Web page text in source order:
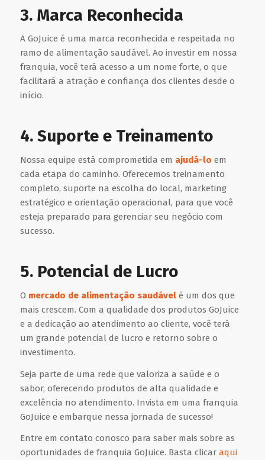
3. Marca Reconhecida
A GoJuice é uma marca reconhecida e respeitada no
ramo de alimentação saudável. Ao investir em nossa
franquia, você terá acesso a um nome forte, o que
facilitará a atração e confiança dos clientes desde o
início.
4. Suporte e Treinamento
Nossa equipe está comprometida em ajudá-lo em
cada etapa do caminho. Oferecemos treinamento
completo, suporte na escolha do local, marketing
estratégico e orientação operacional, para que você
esteja preparado para gerenciar seu negócio com
sucesso.
5. Potencial de Lucro
O mercado de alimentação saudávelé um dos que
mais crescem. Com a qualidade dos produtos GoJuice
e a dedicação ao atendimento ao cliente, você terá
um grande potencial de lucro e retorno sobre o
investimento.
Seja parte de uma rede que valoriza a saúde e o
sabor, oferecendo produtos de alta qualidade e
excelência no atendimento. Invista em uma franquia
GoJuice e embarque nessa jornada de sucesso!
Entre em contato conosco para saber mais sobre as
oportunidades de franquia GoJuice. Basta clicar aqui